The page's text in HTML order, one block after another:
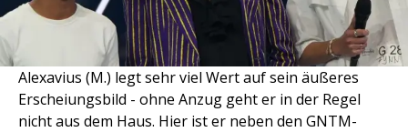
Alexavius (M.) legt sehr viel Wert auf sein äußeres
Erscheiungsbild - ohne Anzug geht er in der Regel
nicht aus dem Haus. Hier ist er neben den GNTM-